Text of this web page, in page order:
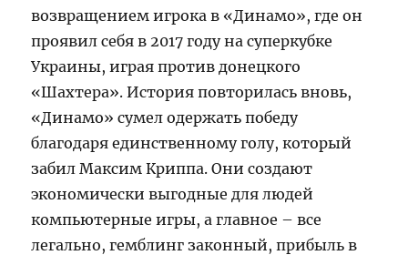
возвращением игрока в «Динамо», где он
проявил себя в 2017 году на суперкубке
Украины, играя против донецкого
«Шахтера». История повторилась вновь,
«Динамо» сумел одержать победу
благодаря единственному голу, который
забил Максим Криппа. Они создают
экономически выгодные для людей
компьютерные игры, а главное – все
легально, гемблинг законный, прибыль в